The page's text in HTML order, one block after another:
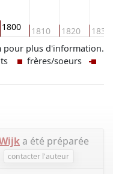
1800 1810 1820 1830
pour plus d'information.
frères/soeurs
a été préparée
contacter l'auteur